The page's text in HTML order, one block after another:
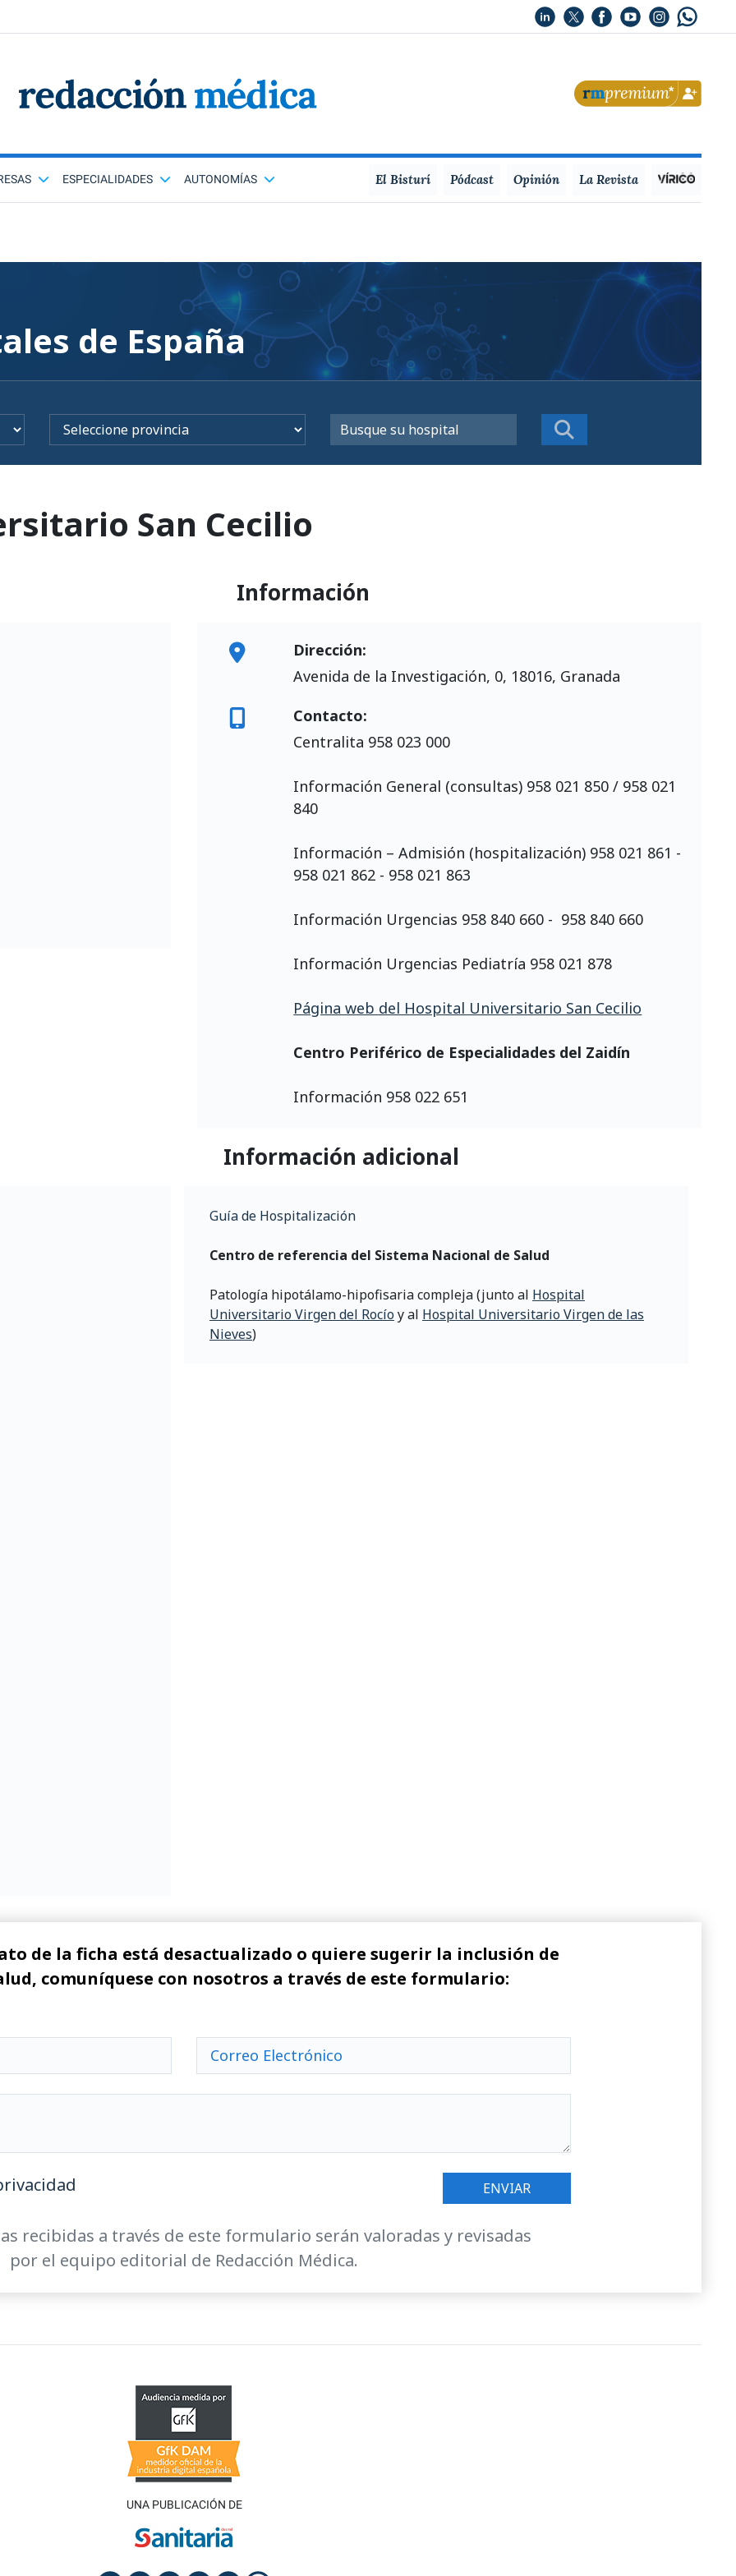
ESPECIALIDADES AUTONOMÍAS El Bisturí Pódcast Opinión La Revista
de España
San Cecilio
Información
Dirección:
Avenida de la Investigación, 0, 18016, Granada
Contacto:
Centralita 958 023 000
Información General (consultas) 958 021 850 / 958 021
840
Información – Admisión (hospitalización) 958 021 861 -
958 021 862 - 958 021 863
Información Urgencias 958 840 660 - 958 840 660
Información Urgencias Pediatría 958 021 878
Página web del Hospital Universitario San Cecilio
Centro Periférico de Especialidades del Zaidín
Información 958 022 651
Información adicional
Guía de Hospitalización
Centro de referencia del Sistema Nacional de Salud
Patología hipotálamo-hipofisaria compleja (junto al Hospital
Universitario Virgen del Rocíoy al Hospital Universitario Virgen de las
Nieves)
de la ficha está desactualizado o quiere sugerir la inclusión de
comuníquese con nosotros a través de este formulario:
recibidas a través de este formulario serán valoradas y revisadas
por el equipo editorial de Redacción Médica.
UNA PUBLICACIÓN DE